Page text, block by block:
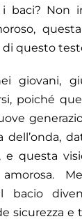
baci? Non
di questo
giovani,
poiché
dell’onda,
questa
bacio
sicurezza e